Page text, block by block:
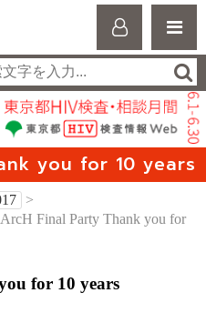
you for 10 years
>
Final Party Thank you for
for 10 years